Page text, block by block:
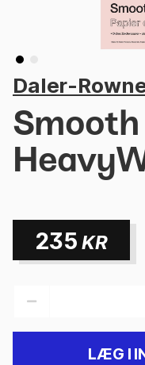
Daler-
Smooth
235 KR
LÆG I